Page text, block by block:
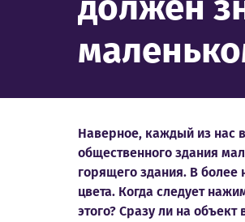
Наверное, каждый из нас
общественного здания
горящего здания. В более
цвета. Когда следует
этого? Сразу ли на